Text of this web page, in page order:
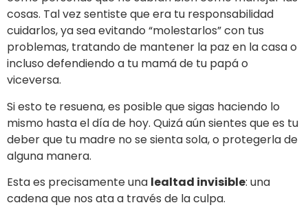
cosas. Tal vez sentiste que era tu responsabilidad
cuidarlos, ya sea evitando “molestarlos” con tus
problemas, tratando de mantener la paz en la casa o
incluso defendiendo a tu mamá de tu papá o
viceversa.
Si esto te resuena, es posible que sigas haciendo lo
mismo hasta el día de hoy. Quizá aún sientes que es tu
deber que tu madre no se sienta sola, o protegerla de
alguna manera.
Esta es precisamente una lealtad invisible: una
cadena que nos ata a través de la culpa.